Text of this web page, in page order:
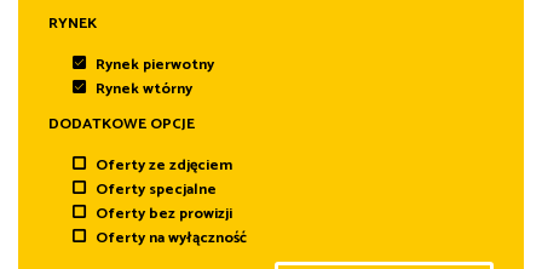
RYNEK
Rynek pierwotny
Rynek wtórny
DODATKOWE OPCJE
Oferty ze zdjęciem
Oferty specjalne
Oferty bez prowizji
Oferty na wyłączność